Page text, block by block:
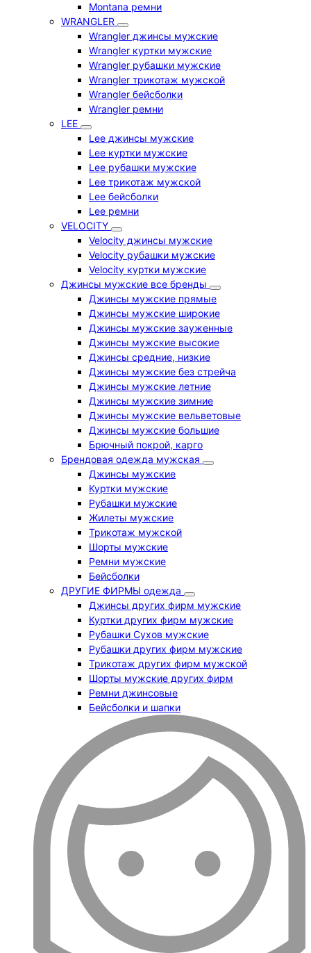
Montana ремни
WRANGLER
Wrangler джинсы мужские
Wrangler куртки мужские
Wrangler рубашки мужские
Wrangler трикотаж мужской
Wrangler бейсболки
Wrangler ремни
LEE
Lee джинсы мужские
Lee куртки мужские
Lee рубашки мужские
Lee трикотаж мужской
Lee бейсболки
Lee ремни
VELOCITY
Velocity джинсы мужские
Velocity рубашки мужские
Velocity куртки мужские
Джинсы мужские все бренды
Джинсы мужские прямые
Джинсы мужские широкие
Джинсы мужские зауженные
Джинсы мужские высокие
Джинсы средние, низкие
Джинсы мужские без стрейча
Джинсы мужские летние
Джинсы мужские зимние
Джинсы мужские вельветовые
Джинсы мужские большие
Брючный покрой, карго
Брендовая одежда мужская
Джинсы мужские
Куртки мужские
Рубашки мужские
Жилеты мужские
Трикотаж мужской
Шорты мужские
Ремни мужские
Бейсболки
ДРУГИЕ ФИРМЫ одежда
Джинсы других фирм мужские
Куртки других фирм мужские
Рубашки Сухов мужские
Рубашки других фирм мужские
Трикотаж других фирм мужской
Шорты мужские других фирм
Ремни джинсовые
Бейсболки и шапки